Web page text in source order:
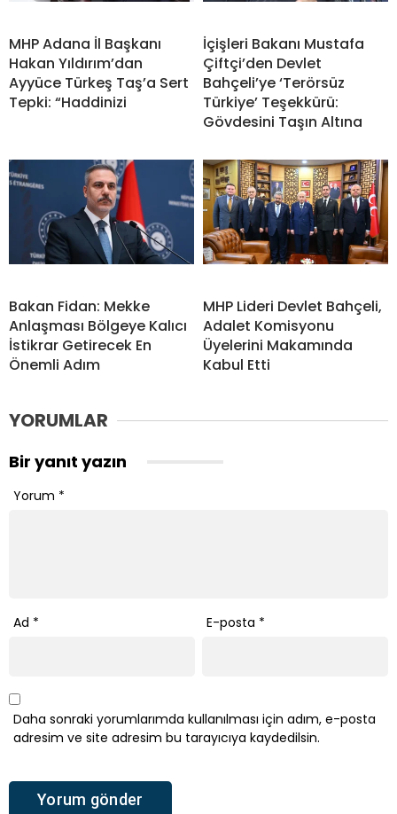
MHP Adana İl Başkanı
Hakan Yıldırım’dan
Ayyüce Türkeş Taş’a Sert
Tepki: “Haddinizi
İçişleri Bakanı Mustafa
Çiftçi’den Devlet
Bahçeli’ye ‘Terörsüz
Türkiye’ Teşekkürü:
Gövdesini Taşın Altına
Bakan Fidan: Mekke
Anlaşması Bölgeye Kalıcı
İstikrar Getirecek En
Önemli Adım
MHP Lideri Devlet Bahçeli,
Adalet Komisyonu
Üyelerini Makamında
Kabul Etti
YORUMLAR
Bir yanıt yazın
Yorum *
Ad * E-posta *
Daha sonraki yorumlarımda kullanılması için adım, e-posta
adresim ve site adresim bu tarayıcıya kaydedilsin.